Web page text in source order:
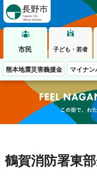
市民 子ども・若者
熊本地震災害義援金 マイナン
この街で、わ
鶴賀消防署東